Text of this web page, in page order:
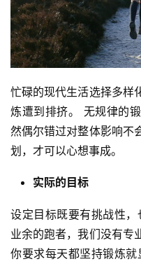
忙碌的现代生活选择多样
炼遭到排挤。 无规律的
然偶尔错过对整体影响不
划，才可以心想事成。
实际的目标
设定目标既要有挑战性，
业余的跑者，我们没有专
你要求每天都坚持锻炼就